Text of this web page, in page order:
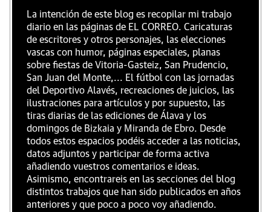
La intención de este blog es recopilar mi trabajo
diario en las páginas de EL CORREO. Caricaturas
de escritores y otros personajes, las elecciones
vascas con humor, páginas especiales, planas
sobre fiestas de Vitoria-Gasteiz, San Prudencio,
San Juan del Monte,... El fútbol con las jornadas
del Deportivo Alavés, recreaciones de juicios, las
ilustraciones para artículos y por supuesto, las
tiras diarias de las ediciones de Álava y los
domingos de Bizkaia y Miranda de Ebro. Desde
todos estos espacios podéis acceder a las noticias,
datos adjuntos y participar de forma activa
añadiendo vuestros comentarios e ideas.
Asimismo, encontrareis en las secciones del blog
distintos trabajos que han sido publicados en años
anteriores y que poco a poco voy añadiendo.